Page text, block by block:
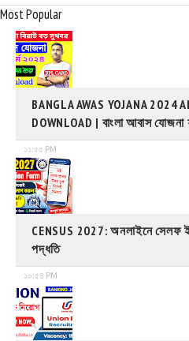
Most Popular
BANGLA AWAS YOJANA 2024
DOWNLOAD | বাংলা আবাস যোজনা
১১:৫৫ PM
CENSUS 2027: অনলাইনে সেলফ
পদ্ধতি
১০:৫৪ PM